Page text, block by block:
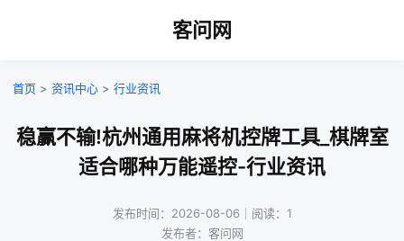
客问网
首页 > 资讯中心 > 行业资讯
稳赢不输!杭州通用麻将机控牌工具_棋牌室
适合哪种万能遥控-行业资讯
发布时间：2026-08-06｜阅读：1
发布者：客问网